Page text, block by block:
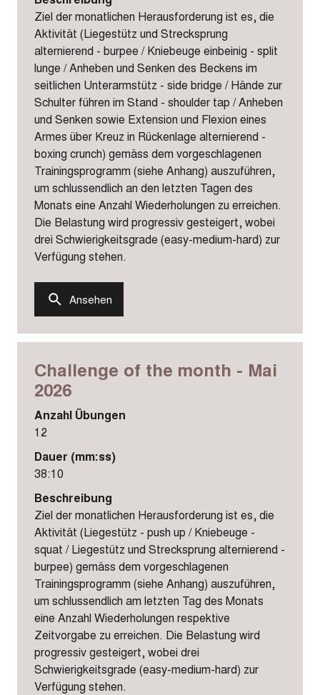
Ziel der monatlichen Herausforderung ist es, die
Aktivität (Liegestütz und Strecksprung
alternierend - burpee / Kniebeuge einbeinig - split
lunge / Anheben und Senken des Beckens im
seitlichen Unterarmstütz - side bridge / Hände zur
Schulter führen im Stand - shoulder tap / Anheben
und Senken sowie Extension und Flexion eines
Armes über Kreuz in Rückenlage alternierend -
boxing crunch) gemäss dem vorgeschlagenen
Trainingsprogramm (siehe Anhang) auszuführen,
um schlussendlich an den letzten Tagen des
Monats eine Anzahl Wiederholungen zu erreichen.
Die Belastung wird progressiv gesteigert, wobei
drei Schwierigkeitsgrade (easy-medium-hard) zur
Verfügung stehen.
Ansehen
Challenge of the month - Mai
2026
Anzahl Übungen
12
Dauer (mm:ss)
38:10
Beschreibung
Ziel der monatlichen Herausforderung ist es, die
Aktivität (Liegestütz - push up / Kniebeuge -
squat / Liegestütz und Strecksprung alternierend -
burpee) gemäss dem vorgeschlagenen
Trainingsprogramm (siehe Anhang) auszuführen,
um schlussendlich am letzten Tag des Monats
eine Anzahl Wiederholungen respektive
Zeitvorgabe zu erreichen. Die Belastung wird
progressiv gesteigert, wobei drei
Schwierigkeitsgrade (easy-medium-hard) zur
Verfügung stehen.